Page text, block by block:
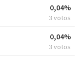
0,04%
3 votos
0,04%
3 votos